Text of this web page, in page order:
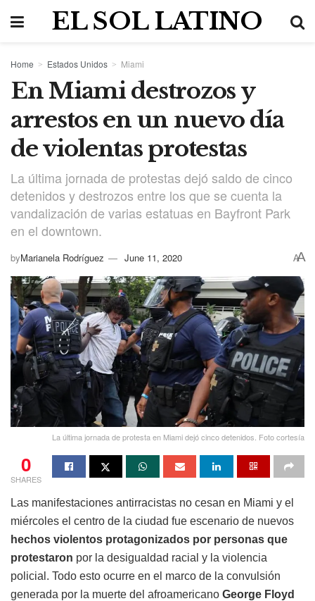
EL SOL LATINO
Home Estados Unidos Miami
En Miami destrozos y
arrestos en un nuevo día
de violentas protestas
La última jornada de protestas dejó saldo de cinco
detenidos y destrozos entre los que se cuenta la
vandalización de varias estatuas en Bayfront Park
en el downtown.
byMarianela Rodríguez June 11, 2020 AA
La última jornada de protesta en Miami dejó cinco detenidos. Foto cortesía
0
SHARES
Las manifestaciones antirracistas no cesan en Miami y el
miércoles el centro de la ciudad fue escenario de nuevos
hechos violentos protagonizados por personas que
protestaron por la desigualdad racial y la violencia
policial. Todo esto ocurre en el marco de la convulsión
generada por la muerte del afroamericano George Floyd